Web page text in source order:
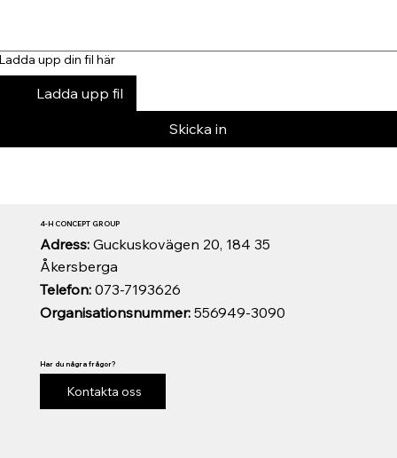
upp din fil här
Ladda upp fil
Skicka in
Organisationsnummer:556949-3090
Telefon:073-7193626
Adress: Guckuskovägen 20, 184 35
Åkersberga
4-H CONCEPT GROUP
Har du några frågor?
Kontakta oss